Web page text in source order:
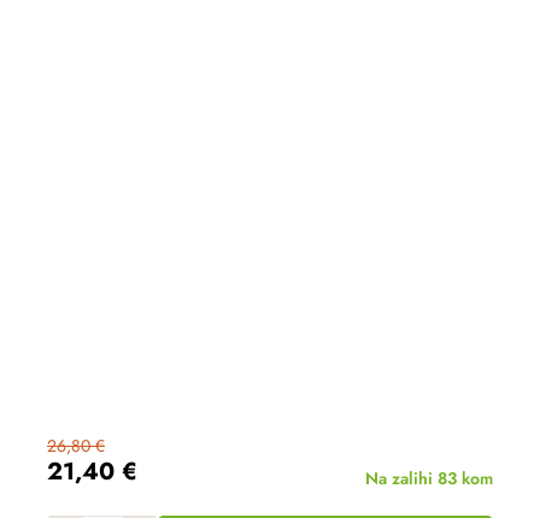
21,40 €
26,80 €
Na zalihi 83 kom